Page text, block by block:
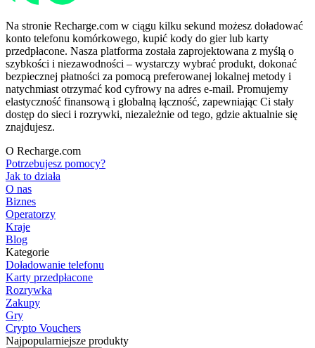
Na stronie Recharge.com w ciągu kilku sekund możesz doładować
konto telefonu komórkowego, kupić kody do gier lub karty
przedpłacone. Nasza platforma została zaprojektowana z myślą o
szybkości i niezawodności – wystarczy wybrać produkt, dokonać
bezpiecznej płatności za pomocą preferowanej lokalnej metody i
natychmiast otrzymać kod cyfrowy na adres e-mail. Promujemy
elastyczność finansową i globalną łączność, zapewniając Ci stały
dostęp do sieci i rozrywki, niezależnie od tego, gdzie aktualnie się
znajdujesz.
O Recharge.com
Potrzebujesz pomocy?
Jak to działa
O nas
Biznes
Operatorzy
Kraje
Blog
Kategorie
Doładowanie telefonu
Karty przedpłacone
Rozrywka
Zakupy
Gry
Crypto Vouchers
Najpopularniejsze produkty